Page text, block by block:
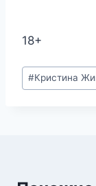
18+
Метки
записи:
#Кристина